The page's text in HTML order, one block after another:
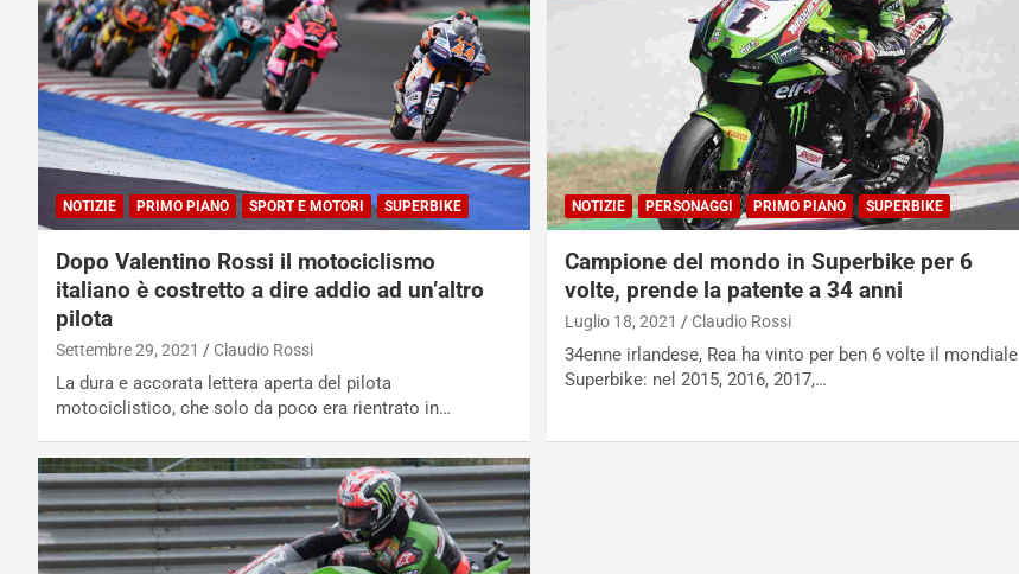
NOTIZIE PRIMO PIANO SPORT E MOTORI SUPERBIKE
Dopo Valentino Rossi il motociclismo
italiano è costretto a dire addio ad un’altro
pilota
Settembre 29, 2021 Claudio Rossi
La dura e accorata lettera aperta del pilota
motociclistico, che solo da poco era rientrato in…
NOTIZIE PERSONAGGI PRIMO PIANO SUPERBIKE
Campione del mondo in Superbike per 6
volte, prende la patente a 34 anni
Luglio 18, 2021 Claudio Rossi
34enne irlandese, Rea ha vinto per ben 6 volte il mondiale
Superbike: nel 2015, 2016, 2017,…